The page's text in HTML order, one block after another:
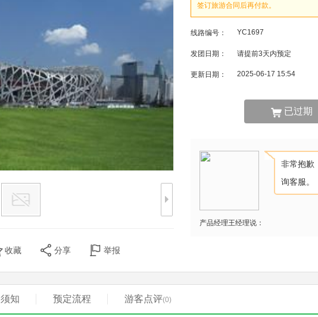
收藏 分享 举报
签订旅游合同后再付款。
线路编号： YC1697
发团日期： 请提前3天内预定
更新日期： 2025-06-17 15:54
已过期
产品经理王经理说：
非常抱歉
询客服。
知 预定流程 游客点评(0)